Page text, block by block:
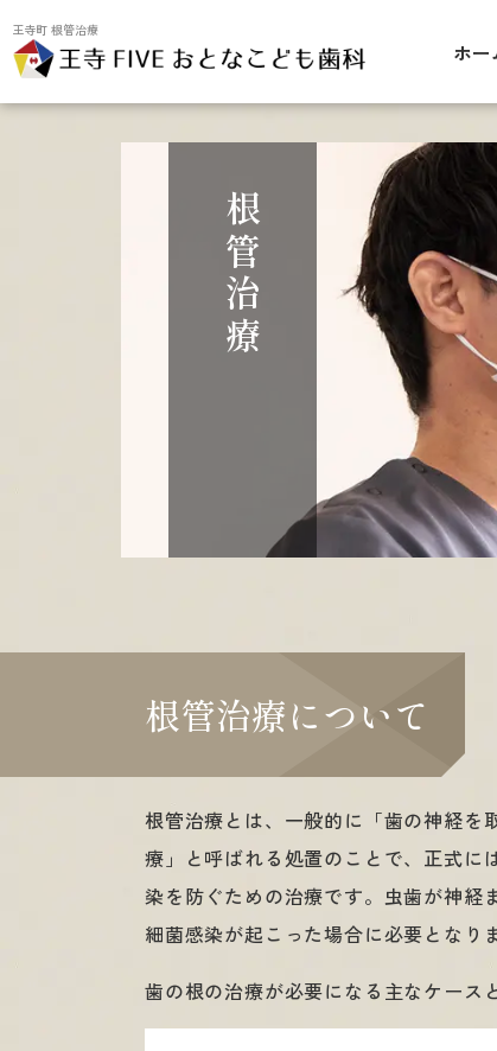
王寺町 根管治療
ホー
根管治療
根管治療について
根管治療とは、一般的に「歯の神経を
療」と呼ばれる処置のことで、正式に
染を防ぐための治療です。虫歯が神経
細菌感染が起こった場合に必要となり
歯の根の治療が必要になる主なケース